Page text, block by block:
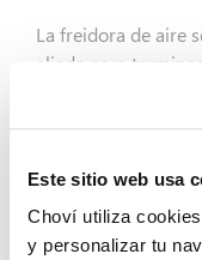
Este sitio web usa
Choví utiliza
y personalizar tu
La freidora de aire
aliada para
tequeños con
Tras la elaboración
Para evitar que no
este con un poco